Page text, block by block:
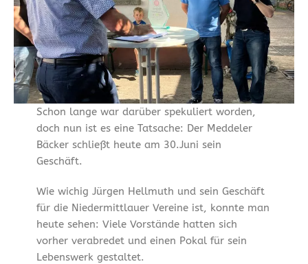
Schon lange war darüber spekuliert worden,
doch nun ist es eine Tatsache: Der Meddeler
Bäcker schließt heute am 30.Juni sein
Geschäft.
Wie wichig Jürgen Hellmuth und sein Geschäft
für die Niedermittlauer Vereine ist, konnte man
heute sehen: Viele Vorstände hatten sich
vorher verabredet und einen Pokal für sein
Lebenswerk gestaltet.